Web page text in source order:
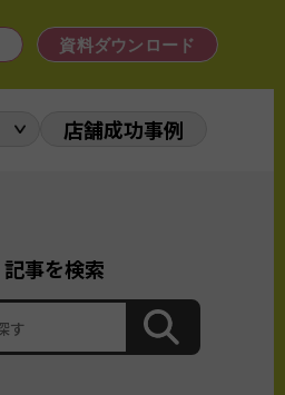
資料ダウンロード
店舗成功事例
記事を検索